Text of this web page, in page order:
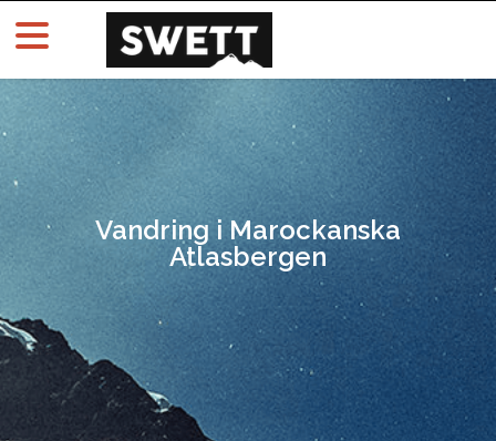
Vandring i Marockanska
Atlasbergen